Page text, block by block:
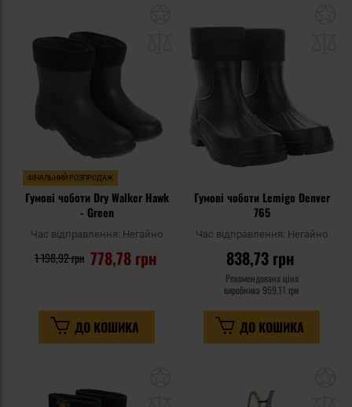
списку
уподобань
ФІНАЛЬНИЙ РОЗПРОДАЖ
Гумові чоботи Dry Walker Hawk
- Green
Час відправлення: Негайно
778,78 грн
1 198,92 грн
ДО КОШИКА
Гумові чоботи Lemigo Denver
765
Час відправлення: Негайно
838,73 грн
Рекомендована ціна
виробника 959,11 грн
ДО КОШИКА